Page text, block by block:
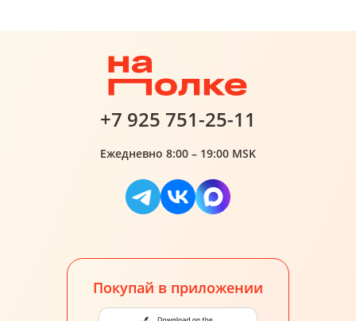
+7 925 751-25-11
Ежедневно 8:00 – 19:00 MSK
Покупай в приложении